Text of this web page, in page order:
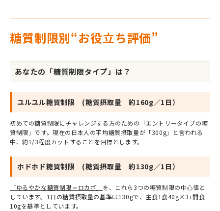
糖質制限別“お役立ち評価”
あなたの「糖質制限タイプ」は？
ユルユル糖質制限 (糖質摂取量 約160g／1日）
初めての糖質制限にチャレンジする方のための「エントリータイプの糖
質制限」です。現在の日本人の平均糖質摂取量が「300g」と言われる
中、約1/3程度カットすることを目標とします。
ホドホド糖質制限 (糖質摂取量 約130g／1日）
「ゆるやかな糖質制限＝ロカボ」 を、これら3つの糖質制限の中心値と
しています。1日の糖質摂取量の基準は130gで、主食1食40g×3+間食
10gを基準としています。